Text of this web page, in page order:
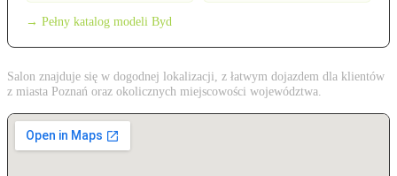
→ Pełny katalog modeli Byd
Salon znajduje się w dogodnej lokalizacji, z łatwym dojazdem dla klientów
z miasta Poznań oraz okolicznych miejscowości województwa.